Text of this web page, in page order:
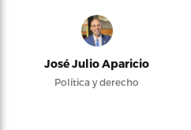
José Julio Aparicio
Política y derecho